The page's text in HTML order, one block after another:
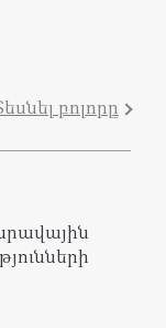
բոլորը